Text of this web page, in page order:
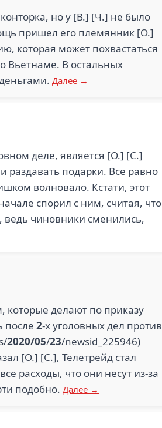
но у [В.] [Ч.] не было
пришел его племянник [О.]
которая может похвастаться
Вьетнаме. В остальных
Далее →
деле, является [О.] [С.]
раздавать подарки. Все равно
волновало. Кстати, этот
спорил с ним, считая, что
ведь чиновники сменились,
делают по приказу
после 2-х уголовных дел против
2020/05/23/newsid_225946)
[О.] [С.], Телетрейд стал
расходы, что они несут из-за
подобно. Далее →